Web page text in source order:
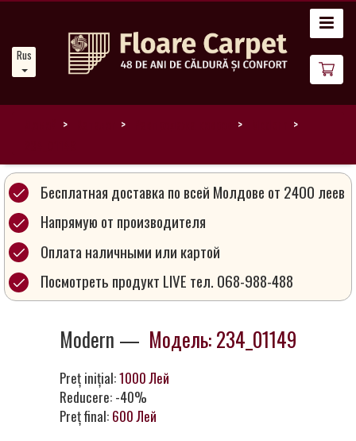
Russian
Главная
Новости
Наши
ковры
Магия
ковров
партнером
Бесплатная доставка по всей Молдове от 2400 леев
Напрямую от производителя
Оплата наличными или картой
Посмотреть продукт LIVE тел. 068-988-488
Modern — Модель: 234_01149
Preț inițial:1000 Лей
Reducere: -40%
Preț final: 600 Лей